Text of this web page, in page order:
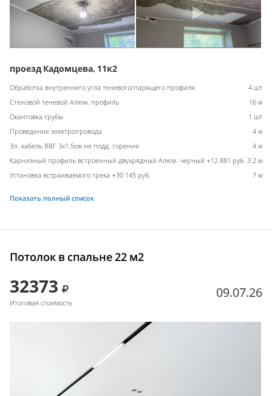
проезд Кадомцева, 11к2
Обработка внутреннего угла теневого/парящего профиля
4 шт
Стеновой теневой Алюм. профиль
16 м
Окантовка трубы
1 шт
Проведение электропровода
4 м
Эл. кабель ВВГ 3х1.5ож не подд. горение
4 м
Карнизный профиль встроенный двухрядный Алюм. черный +12 881 руб. 3.2 м
Установка встраиваемого трека +30 145 руб.
7 м
Показать полный список
Потолок в спальне 22 м2
32373
Итоговая стоимость
09.07.26